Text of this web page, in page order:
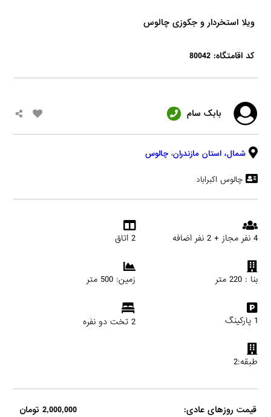
ویلا استخردار و جکوزی چالوس
کد اقامتگاه: 80042
بابک سام
شمال، استان مازندران، چالوس
چالوس اکبراباد
4 نفر مجاز + 2 نفر اضافه 2 اتاق
بنا : 220 متر زمین: 500 متر
1 پارکینگ 2 تخت دو نفره
طبقه:2
قیمت روزهای عادی: 2,000,000 تومان